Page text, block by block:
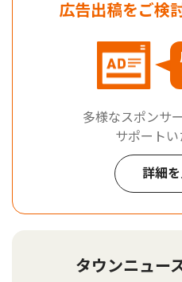
広告出稿をご検
多様なスポンサ
サポートい
詳細
タウンニュー